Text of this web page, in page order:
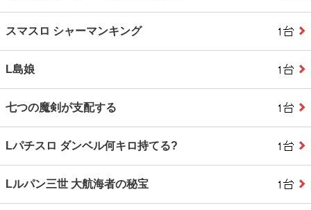
スマスロ シャーマンキング
L島娘
七つの魔剣が支配する
Lパチスロ ダンベル何キロ持てる?
Lルパン三世 大航海者の秘宝